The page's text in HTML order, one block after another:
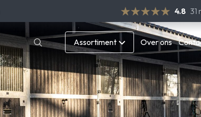
4.8 31
Assortiment
Over ons